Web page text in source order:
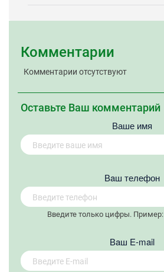
Комментарии
Комментарии отсутствуют
Оставьте Ваш комментарий
Ваше имя
Вaш телефон
Введите только цифры. Пример:
Вaш E-mail